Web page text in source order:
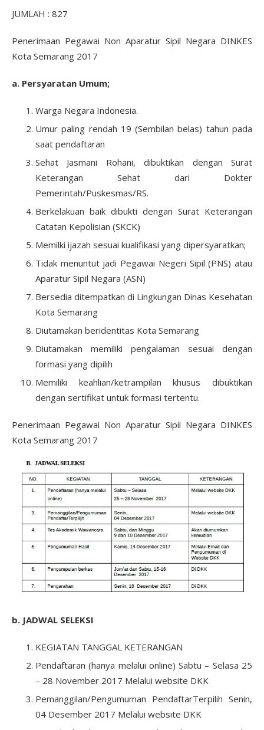
JUMLAH : 827
Penerimaan Pegawai Non Aparatur Sipil Negara DINKES
Kota Semarang 2017
a. Persyaratan Umum;
Warga Negara Indonesia.
Umur paling rendah 19 (Sembilan belas) tahun pada
saat pendaftaran
Sehat Jasmani Rohani, dibuktikan dengan Surat
Keterangan Sehat dari Dokter
Pemerintah/Puskesmas/RS.
Berkelakuan baik dibukti dengan Surat Keterangan
Catatan Kepolisian (SKCK)
Memilki ijazah sesuai kualifikasi yang dipersyaratkan;
Tidak menuntut jadi Pegawai Negeri Sipil (PNS) atau
Aparatur Sipil Negara (ASN)
Bersedia ditempatkan di Lingkungan Dinas Kesehatan
Kota Semarang
Diutamakan beridentitas Kota Semarang
Diutamakan memiliki pengalaman sesuai dengan
formasi yang dipilih
Memiliki keahlian/ketrampilan khusus dibuktikan
dengan sertifikat untuk formasi tertentu.
Penerimaan Pegawai Non Aparatur Sipil Negara DINKES
Kota Semarang 2017
b. JADWAL SELEKSI
KEGIATAN TANGGAL KETERANGAN
Pendaftaran (hanya melalui online) Sabtu – Selasa 25
– 28 November 2017 Melalui website DKK
Pemanggilan/Pengumuman PendaftarTerpilih Senin,
04 Desember 2017 Melalui website DKK